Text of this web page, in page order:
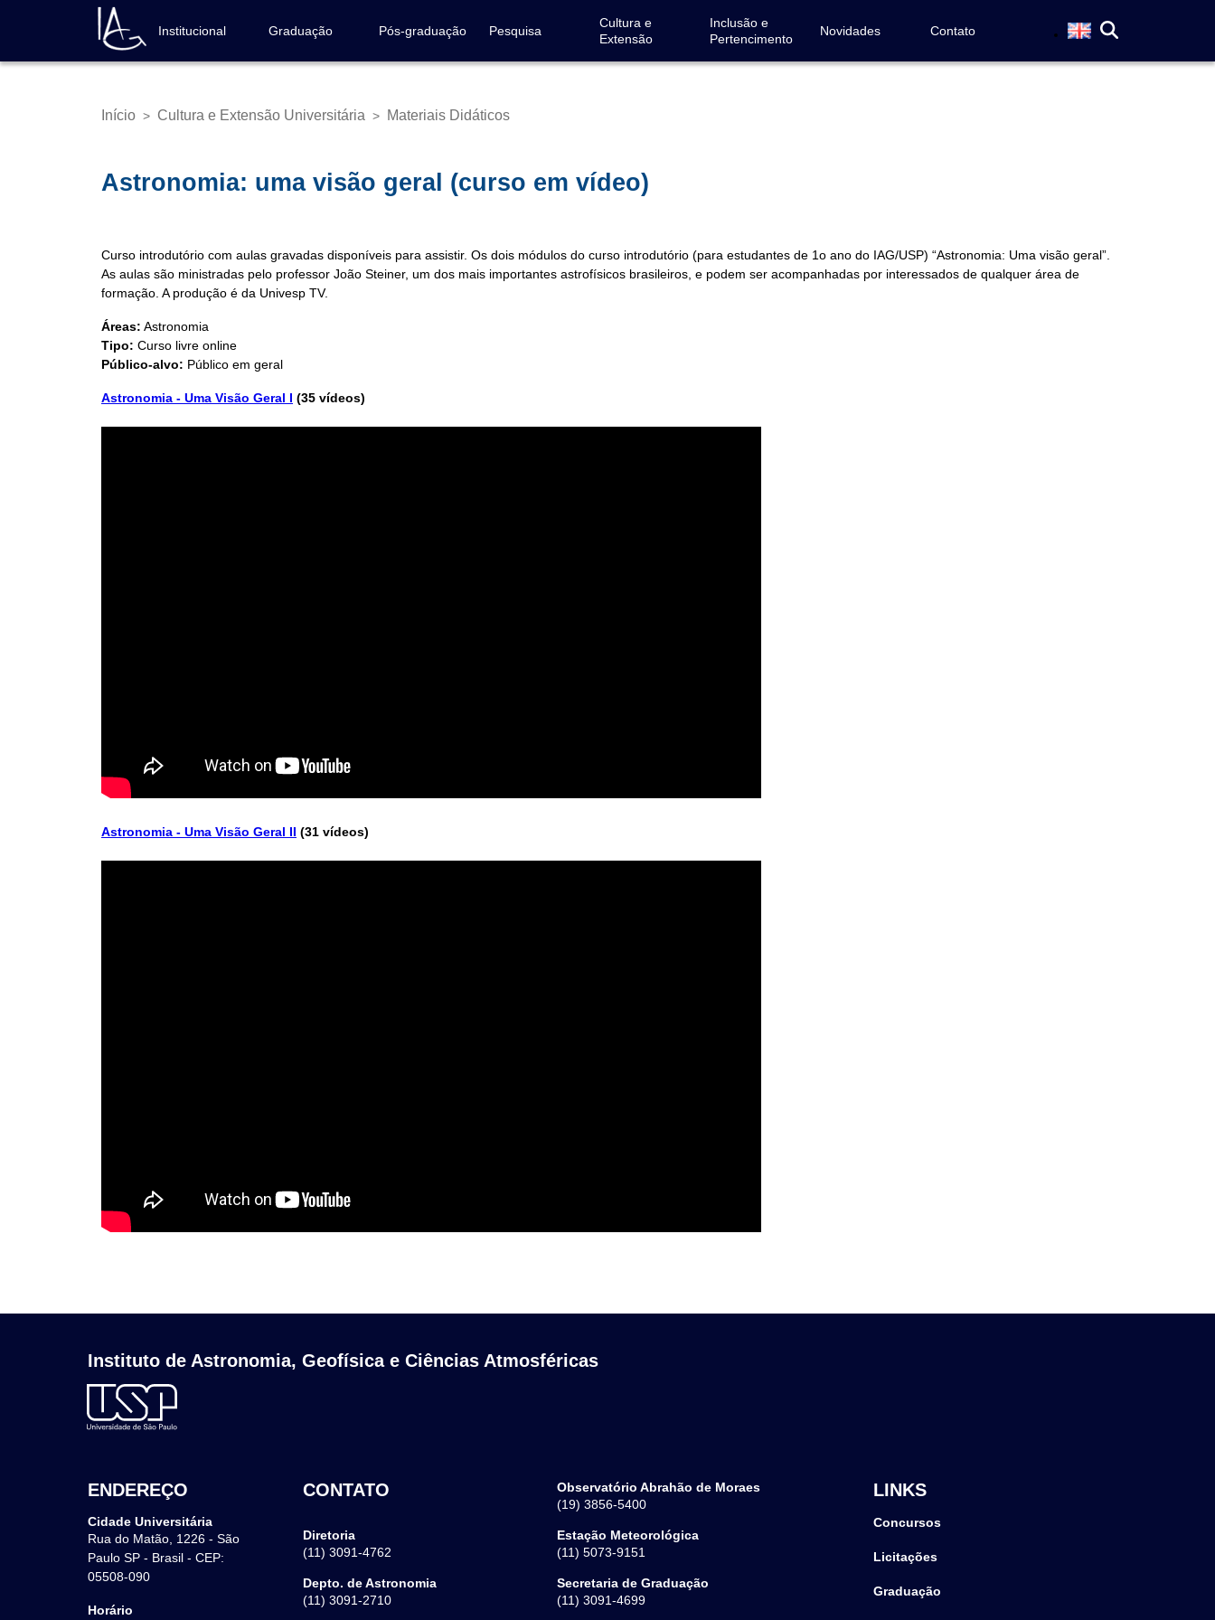
conteúdo
Navegação
principal
Institucional Graduação Pós-graduação Pesquisa
Cultura e
Extensão
Inclusão e
Pertencimento
Novidades Contato
Trilha
Início > Cultura e Extensão Universitária > Materiais Didáticos
Astronomia: uma visão geral (curso em vídeo)
Curso introdutório com aulas gravadas disponíveis para assistir. Os dois módulos do curso introdutório (para estudantes de 1o ano do IAG/USP) “Astronomia: Uma visão geral”.
As aulas são ministradas pelo professor João Steiner, um dos mais importantes astrofísicos brasileiros, e podem ser acompanhadas por interessados de qualquer área de
formação. A produção é da Univesp TV.
Áreas: Astronomia
Tipo: Curso livre online
Público-alvo: Público em geral
Astronomia - Uma Visão Geral I (35 vídeos)
Astronomia - Uma Visão Geral II (31 vídeos)
Instituto de Astronomia, Geofísica e Ciências Atmosféricas
ENDEREÇO
Cidade Universitária
Rua do Matão, 1226 - São
Paulo SP - Brasil - CEP:
05508-090
Horário
CONTATO
Diretoria
(11) 3091-4762
Depto. de Astronomia
(11) 3091-2710
Observatório Abrahão de Moraes
(19) 3856-5400
Estação Meteorológica
(11) 5073-9151
Secretaria de Graduação
(11) 3091-4699
LINKS
Concursos
Licitações
Graduação